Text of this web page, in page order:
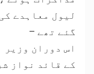
لیول معاہدے
گئے تھے –
اس دوران
کے قائد نواز